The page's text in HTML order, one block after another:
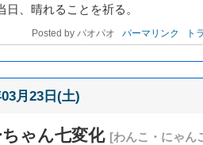
、晴れることを祈る。
Posted by パオパオ パーマリンク ト
月23日(土)
ゃん七変化 [わんこ・にゃん